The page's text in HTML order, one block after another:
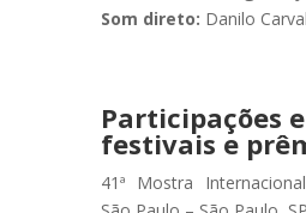
Som direto: Danilo
Participações
festivais e
41ª Mostra